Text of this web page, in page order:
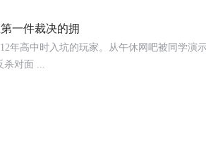
一件裁决的拥
年高中时入坑的玩家。从午休网吧被同学演
杀对面 ...